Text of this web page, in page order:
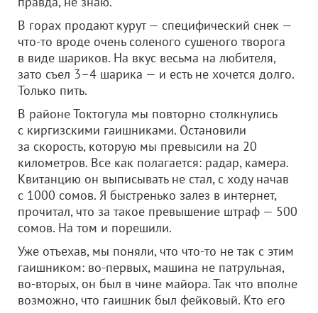
В горах продают курут — специфический снек —
что-то вроде очень соленого сушеного творога
в виде шариков. На вкус весьма на любителя,
зато съел 3–4 шарика — и есть не хочется долго.
Только пить.
В районе Токтогула мы повторно столкнулись
с киргизскими гаишниками. Остановили
за скорость, которую мы превысили на 20
километров. Все как полагается: радар, камера.
Квитанцию он выписывать не стал, с ходу начав
с 1000 сомов. Я быстренько залез в интернет,
прочитал, что за такое превышение штраф — 500
сомов. На том и порешили.
Уже отъехав, мы поняли, что что-то не так с этим
гаишником: во-первых, машина не патрульная,
во-вторых, он был в чине майора. Так что вполне
возможно, что гаишник был фейковый. Кто его